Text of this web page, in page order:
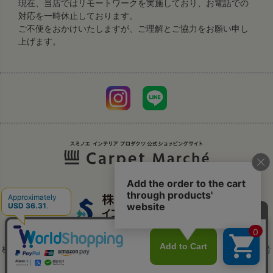
対応を一時休止しております。
ご不便をおかけいたしますが、ご理解とご協力をお願い申し
上げます。
株式会社スミノエは、株式会社スミノエ インテリア プロダクツへ商号
変更いたしました。